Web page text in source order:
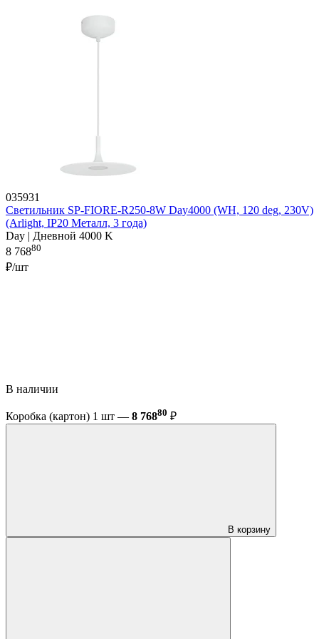
035931
Светильник SP-FIORE-R250-8W Day4000 (WH, 120 deg, 230V)
(Arlight, IP20 Металл, 3 года)
Day | Дневной 4000 K
8 76880
₽/шт
В наличии
Коробка (картон) 1 шт — 8 76880 ₽
В корзину